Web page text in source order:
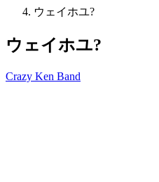
ウェイホユ?
ウェイホユ?
Crazy Ken Band